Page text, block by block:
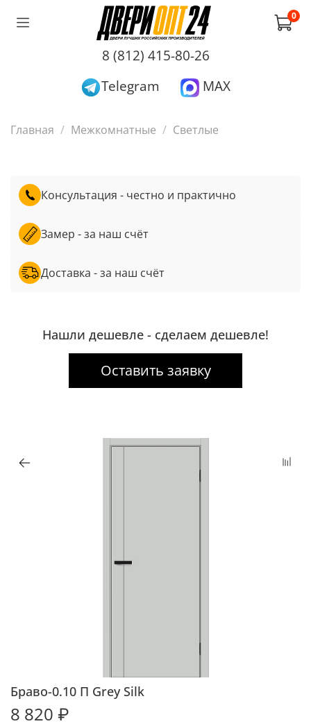
0
8 (812) 415-80-26
Telegram
MAX
Главная Межкомнатные Светлые
Консультация - честно и практично
Замер - за наш счёт
Доставка - за наш счёт
Нашли дешевле - сделаем дешевле!
Оставить заявку
Браво-0.10 П Grey Silk
8 820 ₽